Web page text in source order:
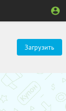
Загрузить